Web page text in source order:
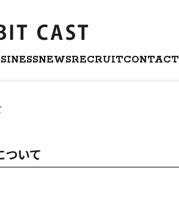
NEWSRECRUITCONTACT
ついて